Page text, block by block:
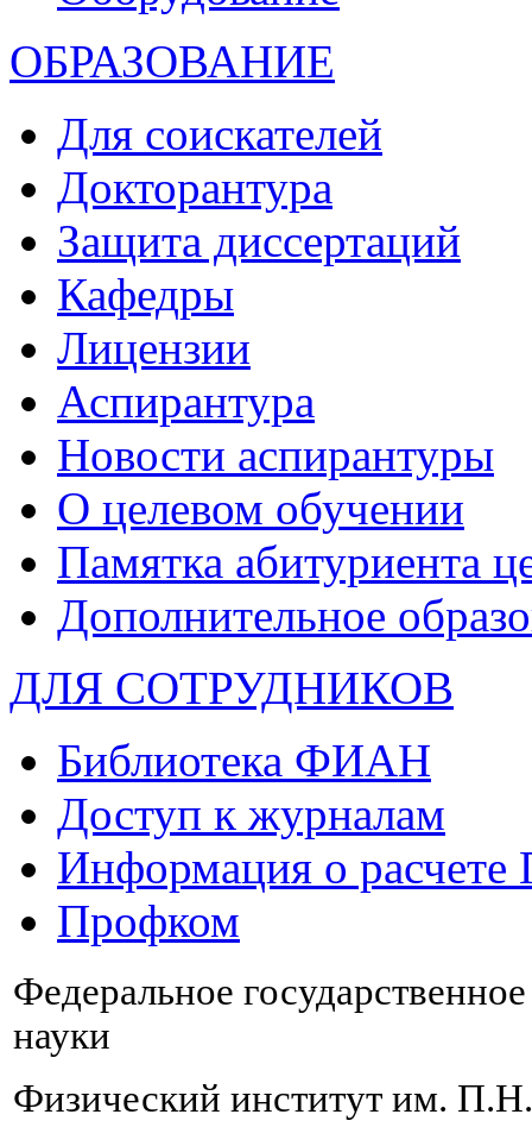
ОБРАЗОВАНИЕ
Для соискателей
Докторантура
Защита диссертаций
Кафедры
Лицензии
Аспирантура
Новости аспирантуры
О целевом обучении
Памятка абитуриента
Дополнительное
ДЛЯ СОТРУДНИКОВ
Библиотека ФИАН
Доступ к журналам
Информация о
Профком
Федеральное
науки
Физический институт им.